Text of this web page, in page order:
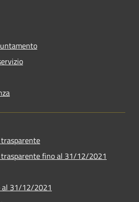
fino al 31/12/2021
al 31/12/2021